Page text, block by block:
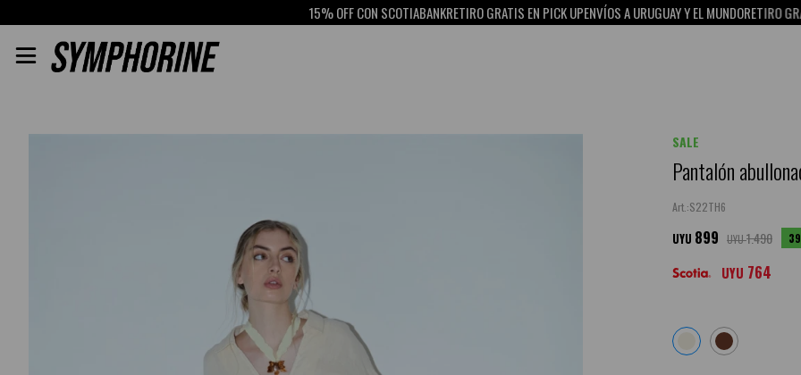
15% OFF CON SCOTIABANKRETIRO GRATIS EN PICK UP ENVÍOS A URUGUAY Y EL MUNDORETIRO GRATIS EN

SALE
Pantalón
S22TH6
UYU 899 UYU1.490 39
UYU 764